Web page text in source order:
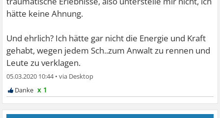
hätte keine Ahnung.
Und ehrlich? Ich hätte gar nicht die Energie und Kraft
gehabt, wegen jedem Sch..zum Anwalt zu rennen und
Leute zu verklagen.
05.03.2020 10:44•
x 1